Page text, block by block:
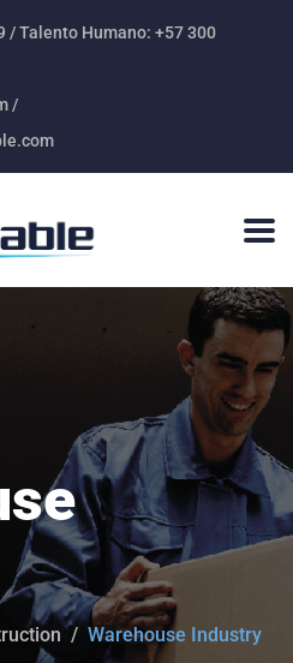
/ Talento Humano: +57 300
/
Warehouse Industry